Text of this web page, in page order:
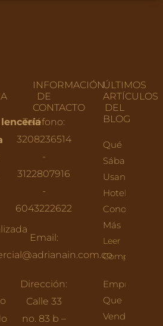
lencería
INFORMACIÓN
DE
CONTACTO
Teléfono:
3208236514
-
3122807916
-
6043222622
Email:
Dirección:
Calle 33
no. 83 b –
ÚLTIMOS
ARTÍCULOS
DEL
BLOG
Qué
Sábanas
Usan Los
Hoteles:
Conoce
Más
Leer
Completo
Empresas
Que
Venden